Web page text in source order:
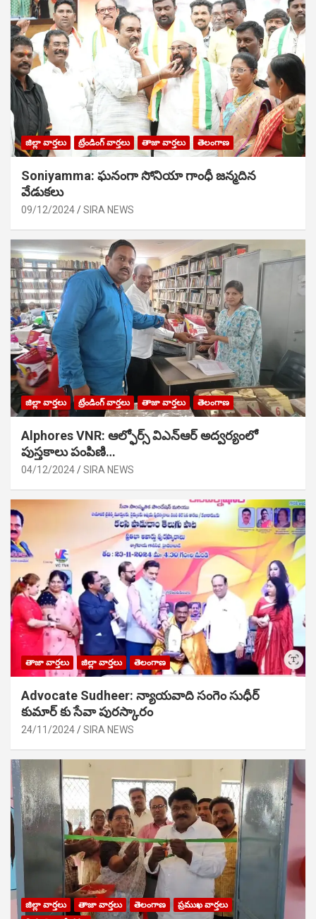
జిల్లా వార్తలు ట్రేండింగ్ వార్తలు తాజా వార్తలు తెలంగాణ
Soniyamma: ఘ‌నంగా సోనియా గాంధీ జ‌న్మ‌దిన
వేడుక‌లు
09/12/2024 SIRA NEWS
జిల్లా వార్తలు ట్రేండింగ్ వార్తలు తాజా వార్తలు తెలంగాణ
Alphores VNR: ఆల్ఫోర్స్ విఎన్ఆర్ అద్వర్యంలో
పుస్తకాలు పంపిణి…
04/12/2024 SIRA NEWS
తాజా వార్తలు జిల్లా వార్తలు తెలంగాణ
Advocate Sudheer: న్యాయవాది సంగెం సుధీర్
కుమార్ కు సేవా పురస్కారం
24/11/2024 SIRA NEWS
జిల్లా వార్తలు తాజా వార్తలు తెలంగాణ
ప్రముఖ వార్తలు